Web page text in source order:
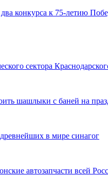
конкурса к 75-летию
сектора
шашлыки с баней на
в мире синагог
автозапчасти всей